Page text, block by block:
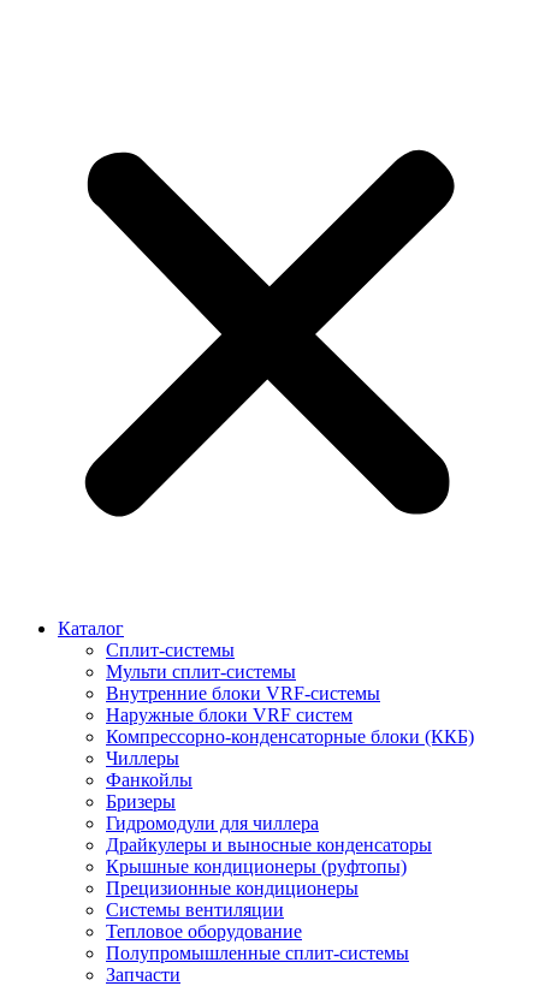
Каталог
Сплит-системы
Мульти сплит-системы
Внутренние блоки VRF-cистемы
Наружные блоки VRF cистем
Компрессорно-конденсаторные блоки (ККБ)
Чиллеры
Фанкойлы
Бризеры
Гидромодули для чиллера
Драйкулеры и выносные конденсаторы
Крышные кондиционеры (руфтопы)
Прецизионные кондиционеры
Системы вентиляции
Тепловое оборудование
Полупромышленные сплит-системы
Запчасти